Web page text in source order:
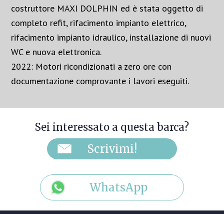
costruttore MAXI DOLPHIN ed è stata oggetto di
completo refit, rifacimento impianto elettrico,
rifacimento impianto idraulico, installazione di nuovi
WC e nuova elettronica.
2022: Motori ricondizionati a zero ore con
documentazione comprovante i lavori eseguiti.
Sei interessato a questa barca?
WhatsApp